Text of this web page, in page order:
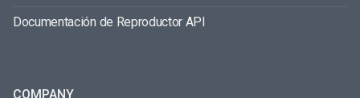
Documentación de Reproductor API
COMPANY